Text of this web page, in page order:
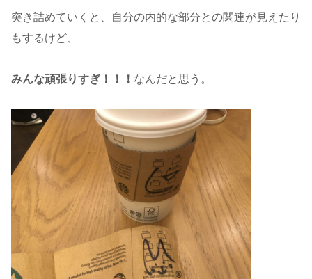
突き詰めていくと、自分の内的な部分との関連が見えたり
もするけど、
みんな頑張りすぎ！！！ なんだと思う。